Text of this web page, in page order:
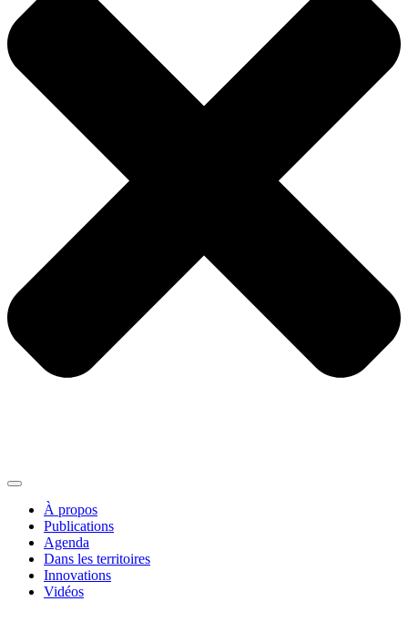
À propos
Publications
Agenda
Dans les territoires
Innovations
Vidéos